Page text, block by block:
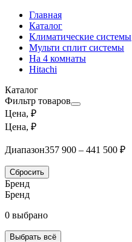
Главная
Каталог
Климатические системы
Мульти сплит системы
На 4 комнаты
Hitachi
Каталог
Фильтр товаров
Цена, ₽
Цена, ₽
Диапазон357 900 – 441 500 ₽
Сбросить
Бренд
Бренд
0 выбрано
Выбрать всё